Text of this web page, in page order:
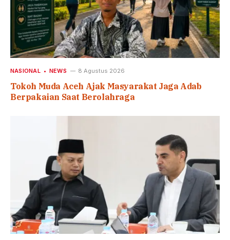
NASIONAL NEWS 8 Agustus 2026
Tokoh Muda Aceh Ajak Masyarakat Jaga Adab
Berpakaian Saat Berolahraga